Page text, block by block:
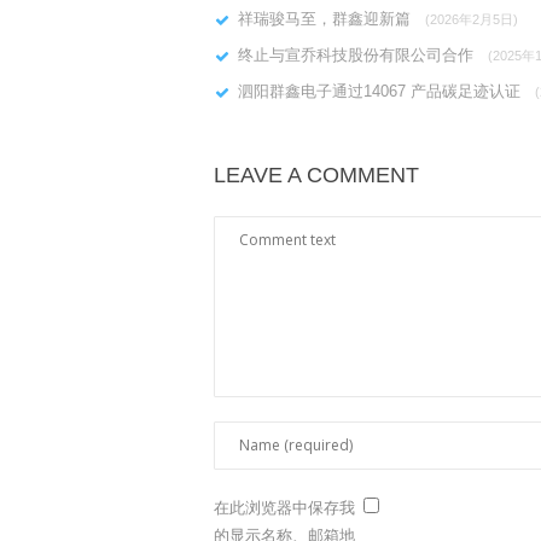
祥瑞骏马至，群鑫迎新篇 (2026年2月5日)
终止与宣乔科技股份有限公司合作 (2025年
泗阳群鑫电子通过14067 产品碳足迹认证
LEAVE A COMMENT
在此浏览器中保存我
的显示名称、邮箱地